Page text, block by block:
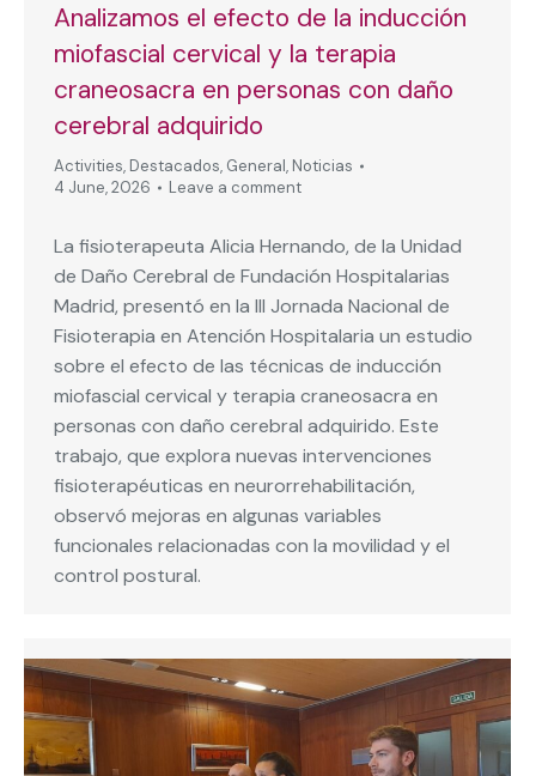
Analizamos el efecto de la inducción
miofascial cervical y la terapia
craneosacra en personas con daño
cerebral adquirido
Activities, Destacados, General, Noticias
4 June, 2026
Leave a comment
La fisioterapeuta Alicia Hernando, de la Unidad
de Daño Cerebral de Fundación Hospitalarias
Madrid, presentó en la III Jornada Nacional de
Fisioterapia en Atención Hospitalaria un estudio
sobre el efecto de las técnicas de inducción
miofascial cervical y terapia craneosacra en
personas con daño cerebral adquirido. Este
trabajo, que explora nuevas intervenciones
fisioterapéuticas en neurorrehabilitación,
observó mejoras en algunas variables
funcionales relacionadas con la movilidad y el
control postural.